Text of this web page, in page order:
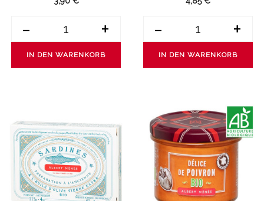
- +
IN DEN WARENKORB
- +
IN DEN WARENKORB